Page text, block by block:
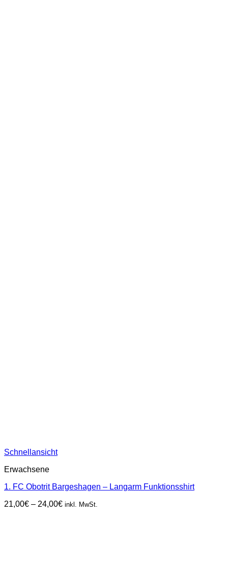
Schnellansicht
Erwachsene
1. FC Obotrit Bargeshagen – Langarm Funktionsshirt
21,00€ – 24,00€Preisspanne:
inkl. MwSt.